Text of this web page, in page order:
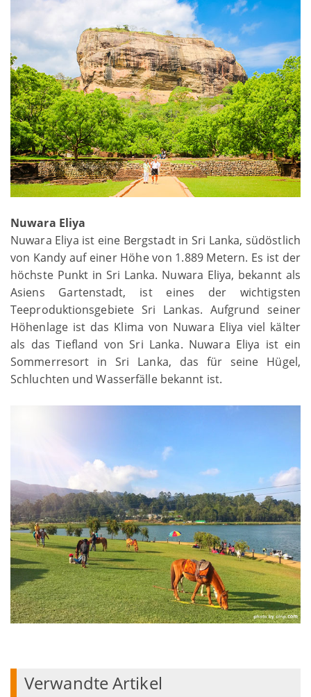
Nuwara Eliya
Nuwara Eliya ist eine Bergstadt in Sri Lanka, südöstlich
von Kandy auf einer Höhe von 1.889 Metern. Es ist der
höchste Punkt in Sri Lanka. Nuwara Eliya, bekannt als
Asiens Gartenstadt, ist eines der wichtigsten
Teeproduktionsgebiete Sri Lankas. Aufgrund seiner
Höhenlage ist das Klima von Nuwara Eliya viel kälter
als das Tiefland von Sri Lanka. Nuwara Eliya ist ein
Sommerresort in Sri Lanka, das für seine Hügel,
Schluchten und Wasserfälle bekannt ist.
Verwandte Artikel